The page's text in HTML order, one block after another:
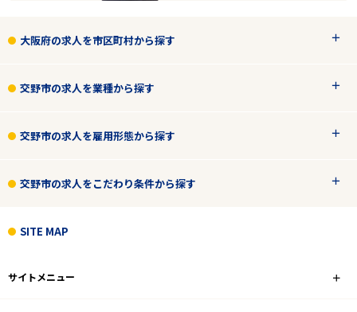
大阪府の求人を市区町村から探す
交野市の求人を業種から探す
交野市の求人を雇用形態から探す
交野市の求人をこだわり条件から探す
SITE MAP
サイトメニュー